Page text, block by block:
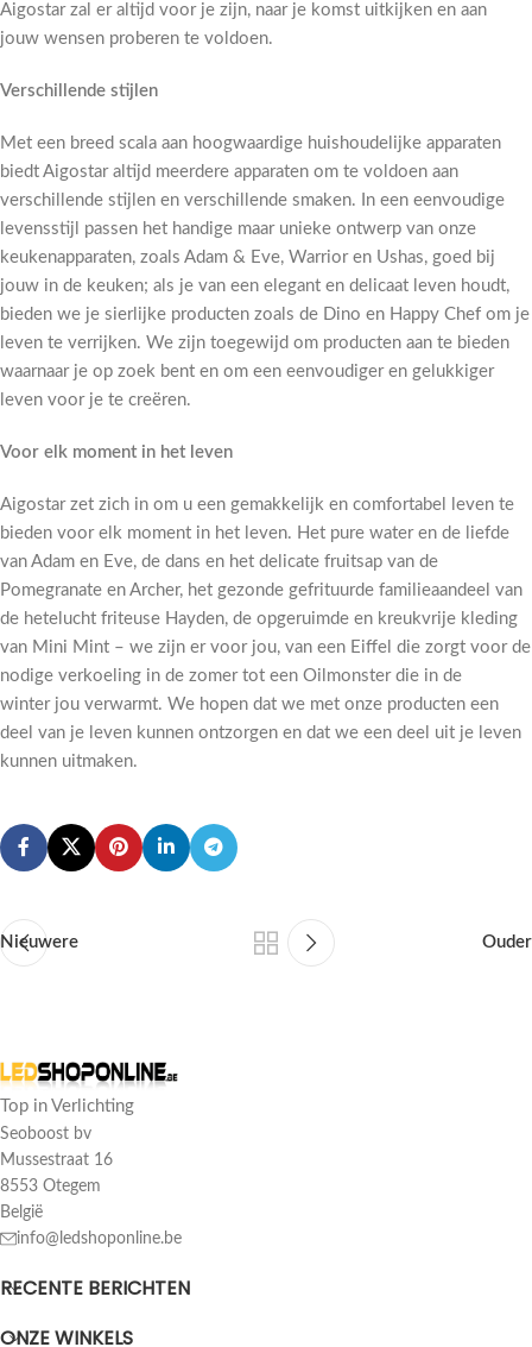
Aigostar zal er altijd voor je zijn, naar je komst uitkijken en aan
jouw wensen proberen te voldoen.
Verschillende stijlen
Met een breed scala aan hoogwaardige huishoudelijke apparaten
biedt Aigostar altijd meerdere apparaten om te voldoen aan
verschillende stijlen en verschillende smaken. In een eenvoudige
levensstijl passen het handige maar unieke ontwerp van onze
keukenapparaten, zoals Adam & Eve, Warrior en Ushas, goed bij
jouw in de keuken; als je van een elegant en delicaat leven houdt,
bieden we je sierlijke producten zoals de Dino en Happy Chef om je
leven te verrijken. We zijn toegewijd om producten aan te bieden
waarnaar je op zoek bent en om een eenvoudiger en gelukkiger
leven voor je te creëren.
Voor elk moment in het leven
Aigostar zet zich in om u een gemakkelijk en comfortabel leven te
bieden voor elk moment in het leven. Het pure water en de liefde
van Adam en Eve, de dans en het delicate fruitsap van de
Pomegranate en Archer, het gezonde gefrituurde familieaandeel van
de hetelucht friteuse Hayden, de opgeruimde en kreukvrije kleding
van Mini Mint – we zijn er voor jou, van een Eiffel die zorgt voor de
nodige verkoeling in de zomer tot een Oilmonster die in de
winter jou verwarmt. We hopen dat we met onze producten een
deel van je leven kunnen ontzorgen en dat we een deel uit je leven
kunnen uitmaken.
Nieuwere Ouder
Top in Verlichting
Seoboost bv
Mussestraat 16
8553 Otegem
België
info@ledshoponline.be
RECENTE BERICHTEN
ONZE WINKELS